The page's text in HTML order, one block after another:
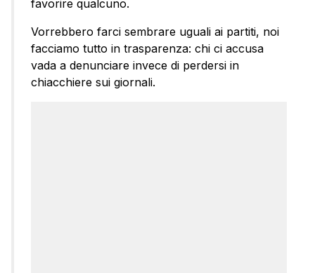
favorire qualcuno.
Vorrebbero farci sembrare uguali ai partiti, noi
facciamo tutto in trasparenza: chi ci accusa
vada a denunciare invece di perdersi in
chiacchiere sui giornali.